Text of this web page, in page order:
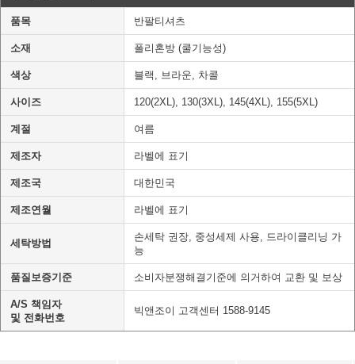
품목 반팔티셔츠
소재 폴리혼방 (쿨기능성)
색상 블랙, 브라운, 차콜
사이즈 120(2XL), 130(3XL), 145(4XL), 155(5XL)
계절 여름
제조자 라벨에 표기
제조국 대한민국
제조연월 라벨에 표기
세탁방법
손세탁 권장, 중성세제 사용, 드라이클리닝 가
능
품질보증기준 소비자분쟁해결기준에 의거하여 교환 및 보상
A/S 책임자
및 전화번호
빅앤조이 고객센터 1588-9145